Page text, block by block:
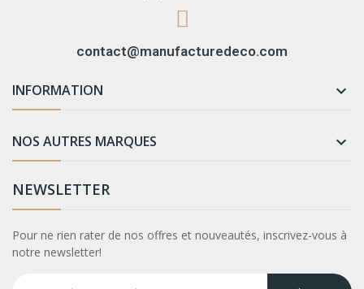
contact@manufacturedeco.com
INFORMATION 
NOS AUTRES MARQUES 
NEWSLETTER
Pour ne rien rater de nos offres et nouveautés, inscrivez-vous à
notre newsletter!